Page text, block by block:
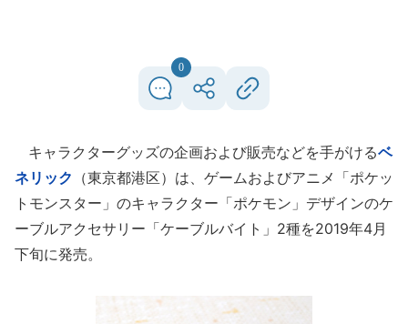
0
キャラクターグッズの企画および販売などを手がけるベ
ネリック （東京都港区）は、ゲームおよびアニメ「ポケッ
トモンスター」のキャラクター「ポケモン」デザインのケ
ーブルアクセサリー「ケーブルバイト」2種を2019年4月
下旬に発売。